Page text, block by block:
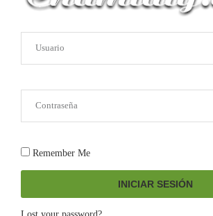
Remember Me
INICIAR SESIÓN